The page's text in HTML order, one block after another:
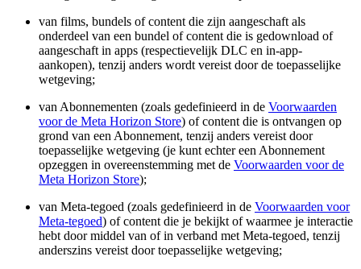
van films, bundels of content die zijn aangeschaft als
onderdeel van een bundel of content die is gedownload of
aangeschaft in apps (respectievelijk DLC en in-app-
aankopen), tenzij anders wordt vereist door de toepasselijke
wetgeving;
van Abonnementen (zoals gedefinieerd in de Voorwaarden
voor de Meta Horizon Store) of content die is ontvangen op
grond van een Abonnement, tenzij anders vereist door
toepasselijke wetgeving (je kunt echter een Abonnement
opzeggen in overeenstemming met de Voorwaarden voor de
Meta Horizon Store);
van Meta-tegoed (zoals gedefinieerd in de Voorwaarden voor
Meta-tegoed) of content die je bekijkt of waarmee je interactie
hebt door middel van of in verband met Meta-tegoed, tenzij
anderszins vereist door toepasselijke wetgeving;